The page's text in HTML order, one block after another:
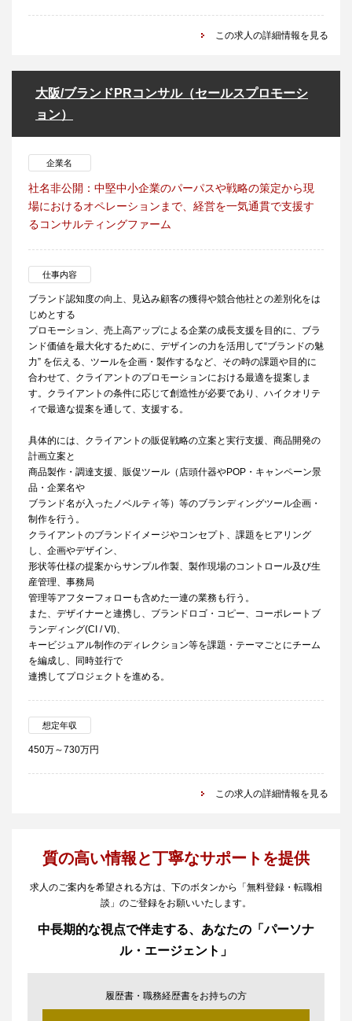
この求人の詳細情報を見る
大阪/ブランドPRコンサル（セールスプロモーシ
ョン）
企業名
社名非公開：中堅中小企業のパーパスや戦略の策定から現
場におけるオペレーションまで、経営を一気通貫で支援す
るコンサルティングファーム
仕事内容
ブランド認知度の向上、見込み顧客の獲得や競合他社との差別化をは
じめとする
プロモーション、売上高アップによる企業の成長支援を目的に、ブラ
ンド価値を最大化するために、デザインの力を活用して“ブランドの魅
力” を伝える、ツールを企画・製作するなど、その時の課題や目的に
合わせて、クライアントのプロモーションにおける最適を提案しま
す。クライアントの条件に応じて創造性が必要であり、ハイクオリテ
ィで最適な提案を通して、支援する。
具体的には、クライアントの販促戦略の立案と実行支援、商品開発の
計画立案と
商品製作・調達支援、販促ツール（店頭什器やPOP・キャンペーン景
品・企業名や
ブランド名が入ったノベルティ等）等のブランディングツール企画・
制作を行う。
クライアントのブランドイメージやコンセプト、課題をヒアリング
し、企画やデザイン、
形状等仕様の提案からサンプル作製、製作現場のコントロール及び生
産管理、事務局
管理等アフターフォローも含めた一連の業務も行う。
また、デザイナーと連携し、ブランドロゴ・コピー、コーポレートブ
ランディング(CI / VI)、
キービジュアル制作のディレクション等を課題・テーマごとにチーム
を編成し、同時並行で
連携してプロジェクトを進める。
想定年収
450万～730万円
この求人の詳細情報を見る
質の高い情報と丁寧なサポートを提供
求人のご案内を希望される方は、下のボタンから「無料登録・転職相
談」のご登録をお願いいたします。
中長期的な視点で伴走する、あなたの「パーソナ
ル・エージェント」
履歴書・職務経歴書をお持ちの方